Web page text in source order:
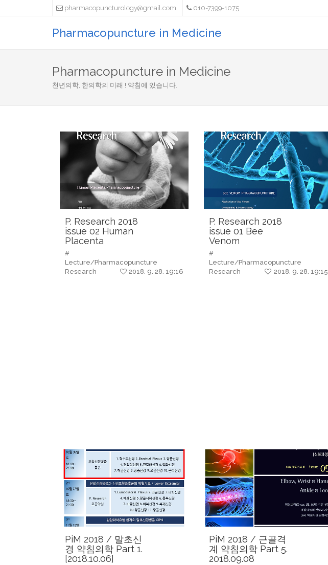
pharmacopuncturology@gmail.com 010-7399-1075
Pharmacopuncture in Medicine
Pharmacopuncture in Medicine
천년의학, 한의학의 미래 ! 약침에 있습니다.
P. Research 2018
issue 02 Human
Placenta
Pharmacopuncture
#
Lecture/Pharmacopuncture
Research
2018. 9. 28. 19:16
P. Research 2018
issue 01 Bee
Venom
Pharmacopuncture
#
Lecture/Pharmacopuncture
Research
2018. 9. 28. 19:15
PiM 2018 / 말초신
경 약침의학 Part 1.
[2018.10.06]
PiM 2018 / 근골격
계 약침의학 Part 5.
2018.09.08